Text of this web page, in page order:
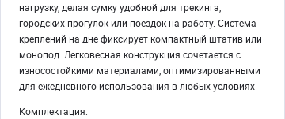
нагрузку, делая сумку удобной для трекинга,
городских прогулок или поездок на работу. Система
креплений на дне фиксирует компактный штатив или
монопод. Легковесная конструкция сочетается с
износостойкими материалами, оптимизированными
для ежедневного использования в любых условиях
Комплектация: